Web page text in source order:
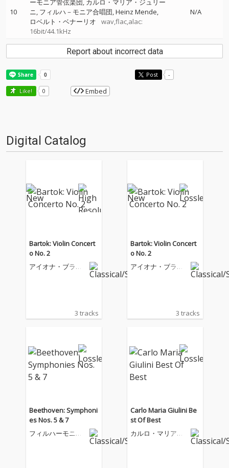
10
ーモニア管弦楽団 カルロ・マリア・ジュリー
ニ フィルハ－モニア合唱団 Heinz Mende
ロベルト・ベナーリオ
wav,flac,alac:
16bit/44.1kHz
N/A
Report about incorrect data
Post -
Like! 0 Embed
Digital Catalog
Bartok: Violin Concert
o No. 2
アイオナ・ブラウ
3 tracks
Bartok: Violin Concert
o No. 2
アイオナ・ブラウ
3 tracks
Beethoven: Symphoni
es Nos. 5 & 7
フィルハーモニア
Carlo Maria Giulini Be
st Of Best
カルロ・マリア・